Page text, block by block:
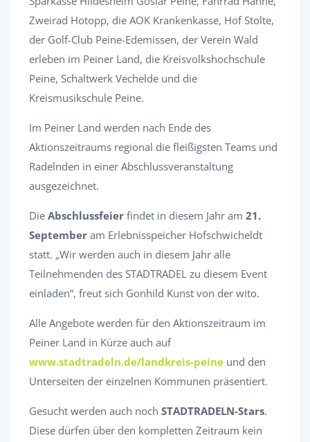
Zweirad Hotopp, die AOK Krankenkasse, Hof Stolte,
der Golf-Club Peine-Edemissen, der Verein Wald
erleben im Peiner Land, die Kreisvolkshochschule
Peine, Schaltwerk Vechelde und die
Kreismusikschule Peine.
Im Peiner Land werden nach Ende des
Aktionszeitraums regional die fleißigsten Teams und
Radelnden in einer Abschlussveranstaltung
ausgezeichnet.
Die Abschlussfeier findet in diesem Jahr am 21.
September am Erlebnisspeicher Hofschwicheldt
statt. „Wir werden auch in diesem Jahr alle
Teilnehmenden des STADTRADEL zu diesem Event
einladen“, freut sich Gonhild Kunst von der wito.
Alle Angebote werden für den Aktionszeitraum im
Peiner Land in Kürze auch auf
www.stadtradeln.de/landkreis-peine und den
Unterseiten der einzelnen Kommunen präsentiert.
Gesucht werden auch noch STADTRADELN-Stars.
Diese dürfen über den kompletten Zeitraum kein